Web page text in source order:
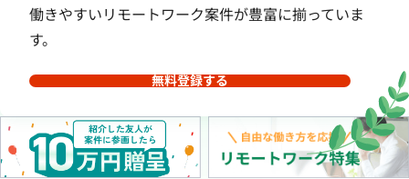
働きやすいリモートワーク案件が豊富に揃っていま
す。
無料登録する